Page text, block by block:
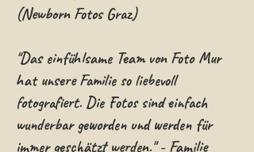
(Newborn Fotos Graz)
"Das einfühlsame Team von Foto Mur
hat unsere Familie so liebevoll
fotografiert. Die Fotos sind einfach
wunderbar geworden und werden für
immer geschätzt werden." - Familie